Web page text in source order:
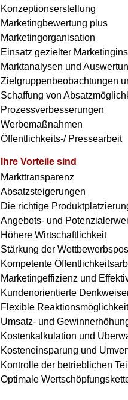
Konzeptionserstellung
Marketingbewertung plus
Marketingorganisation
Einsatz gezielter
Marktanalysen und
Zielgruppenbeobachtungen
Schaffung von
Prozessverbesserungen
Werbemaßnahmen
Öffentlichkeits-/ Pressearbeit
Ihre Vorteile sind
Markttransparenz
Absatzsteigerungen
Die richtige
Angebots- und
Höhere Wirtschaftlichkeit
Stärkung der
Kompetente
Marketingeffizienz und
Kundenorientierte
Flexible
Umsatz- und
Kostenkalkulation und
Kosteneinsparung und
Kontrolle der betrieblichen
Optimale